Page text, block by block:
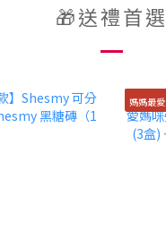
🎁送禮首選
媽媽最愛